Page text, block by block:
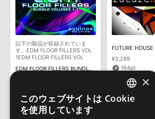
サンプルパック製品には、原則として日本語版
用意しておりません。ご購入後のご不明点や詳
わせなどはテクニカルサポート
までご連絡くだ
デモソングは、製品収録サウンドを使ってでき
めのデモンストレーション用の楽曲です。原則
そのものをお使いいただくことはできません。
構成する全てのサウンドが、サンプルパックに
ダウンロード製品という性質上、一切の返品
しかねます。
以下の製品が収録されていま
す。EDM FLOOR FILLERS VOL
1EDM FLOOR FILLERS VOL
EDM FLOOR FILLERS BUNDLE (VOLS 1-3)
FUTURE
¥3,289
164pt
ENGLISH
×
このウェブサイトは Cookie
を使用しています